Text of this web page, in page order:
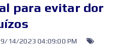
para evitar dor
9/14/2023 04:09:00 PM